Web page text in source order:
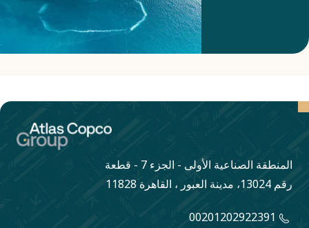
المنطقة الصناعية الأولى - الجزء 7 - قطعة
رقم 13024، مدينة العبور ، القاهرة 11828
00201202922391